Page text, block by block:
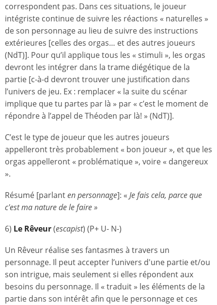
correspondent pas. Dans ces situations, le joueur
intégriste continue de suivre les réactions « naturelles »
de son personnage au lieu de suivre des instructions
extérieures [celles des orgas… et des autres joueurs
(NdT)]. Pour qu’il applique tous les « stimuli », les orgas
devront les intégrer dans la trame diégétique de la
partie [c-à-d devront trouver une justification dans
l’univers de jeu. Ex : remplacer « la suite du scénar
implique que tu partes par là » par « c’est le moment de
répondre à l’appel de Théoden par là! » (NdT)].
C’est le type de joueur que les autres joueurs
appelleront très probablement « bon joueur », et que les
orgas appelleront « problématique », voire « dangereux
».
Résumé [parlanten personnage]: « Je fais cela, parce que
c'est ma nature de le faire »
6) Le Rêveur(escapist) (P+ U- N-)
Un Rêveur réalise ses fantasmes à travers un
personnage. Il peut accepter l’univers d'une partie et/ou
son intrigue, mais seulement si elles répondent aux
besoins du personnage. Il « traduit » les éléments de la
partie dans son intérêt afin que le personnage et ces